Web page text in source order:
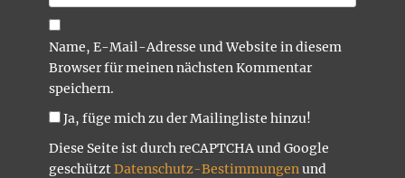
Name, E-Mail-Adresse und Website in diesem
Browser für meinen nächsten Kommentar
speichern.
Ja, füge mich zu der Mailingliste hinzu!
Diese Seite ist durch reCAPTCHA und Google
geschütztDatenschutz-Bestimmungenund